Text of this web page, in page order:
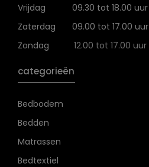
Vrijdag
09.30 tot 18.00 uur
Zaterdag
09.00 tot 17.00 uur
Zondag
12.00 tot 17.00 uur
categorieën
Bedbodem
Bedden
Matrassen
Bedtextiel